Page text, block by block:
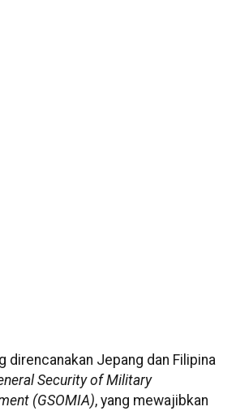
direncanakan Jepang dan Filipina
Security of Military
(GSOMIA), yang mewajibkan